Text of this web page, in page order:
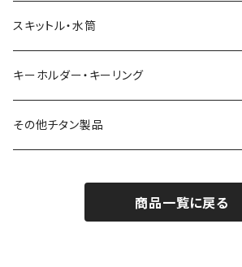
スキットル・水筒
キーホルダー・キーリング
その他チタン製品
商品一覧に戻る